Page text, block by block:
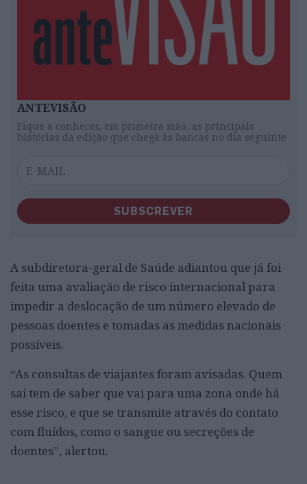
ANTEVISÃO
Fique a conhecer, em primeira mão, as principais
histórias da edição que chega às bancas no dia seguinte
SUBSCREVER
A subdiretora-geral de Saúde adiantou que já foi
feita uma avaliação de risco internacional para
impedir a deslocação de um número elevado de
pessoas doentes e tomadas as medidas nacionais
possíveis.
“As consultas de viajantes foram avisadas. Quem
sai tem de saber que vai para uma zona onde há
esse risco, e que se transmite através do contato
com fluídos, como o sangue ou secreções de
doentes”, alertou.